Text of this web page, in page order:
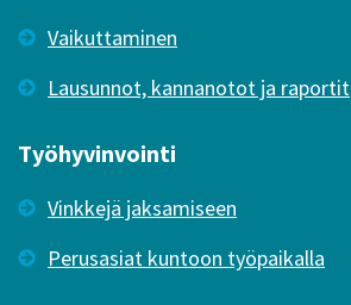
Vaikuttaminen
Lausunnot, kannanotot ja raportit
Työhyvinvointi
Vinkkejä jaksamiseen
Perusasiat kuntoon työpaikalla